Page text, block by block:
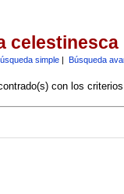
celestinesca
simple| Búsqueda
con los